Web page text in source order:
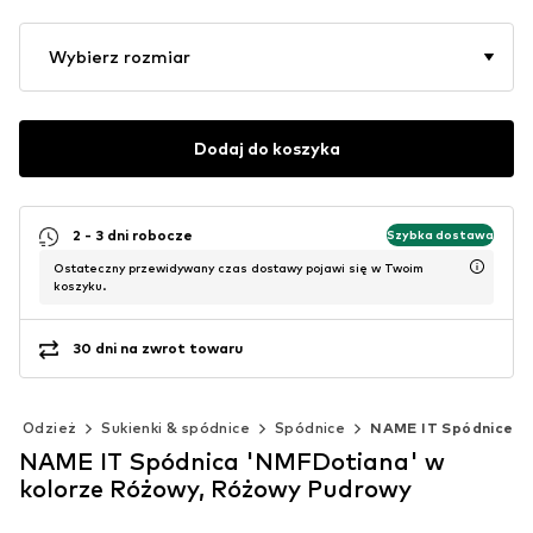
Wybierz rozmiar
Dodaj do koszyka
2 - 3 dni robocze Szybka dostawa
Ostateczny przewidywany czas dostawy pojawi się w Twoim
koszyku.
30 dni na zwrot towaru
Odzież Sukienki & spódnice Spódnice NAME IT Spódnice
NAME IT Spódnica 'NMFDotiana' w
kolorze Różowy, Różowy Pudrowy